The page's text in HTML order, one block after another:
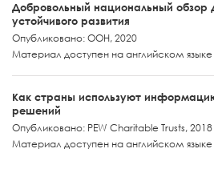
Добровольный национальный обзор
устойчивого развития
Опубликовано: ООН, 2020
Материал доступен на английском языке
Как страны используют
решений
Опубликовано: PEW Charitable Trusts, 2018
Материал доступен на английском языке